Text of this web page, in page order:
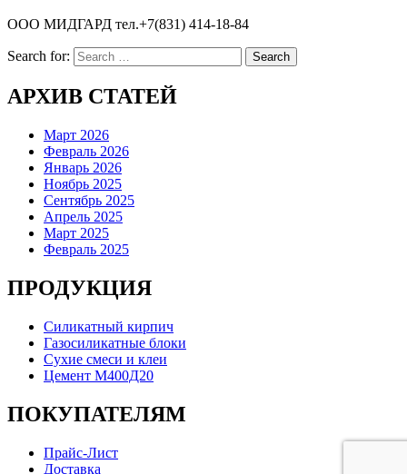
ООО МИДГАРД тел.+7(831) 414-18-84
Search for:
АРХИВ СТАТЕЙ
Март 2026
Февраль 2026
Январь 2026
Ноябрь 2025
Сентябрь 2025
Апрель 2025
Март 2025
Февраль 2025
ПРОДУКЦИЯ
Силикатный кирпич
Газосиликатные блоки
Сухие смеси и клеи
Цемент М400Д20
ПОКУПАТЕЛЯМ
Прайс-Лист
Доставка